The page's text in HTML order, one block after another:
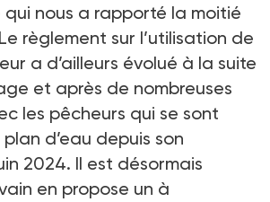
nous a rapporté la moitié
règlement sur l’utilisation de
a d’ailleurs évolué à la suite
et après de nombreuses
les pêcheurs qui se sont
d’eau depuis son
2024. Il est désormais
en propose un à